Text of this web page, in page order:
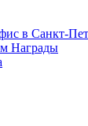
в Санкт-
Награды